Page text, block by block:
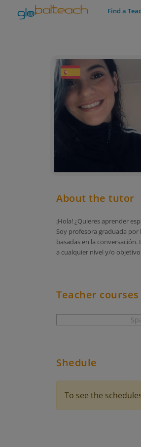
Find a
About the tutor
¡Hola! ¿Quieres aprender
Soy profesora graduada por
basadas en la
a cualquier nivel y/o
Teacher courses
Shedule
To see the